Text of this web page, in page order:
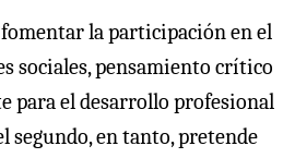
la participación en el
sociales, pensamiento crítico
para el desarrollo profesional
segundo, en tanto, pretende